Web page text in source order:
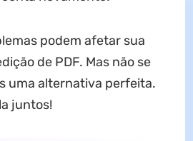
podem afetar sua
de PDF. Mas não se
uma alternativa perfeita.
juntos!